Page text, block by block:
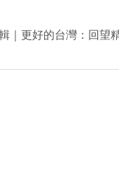
｜更好的台灣：回望